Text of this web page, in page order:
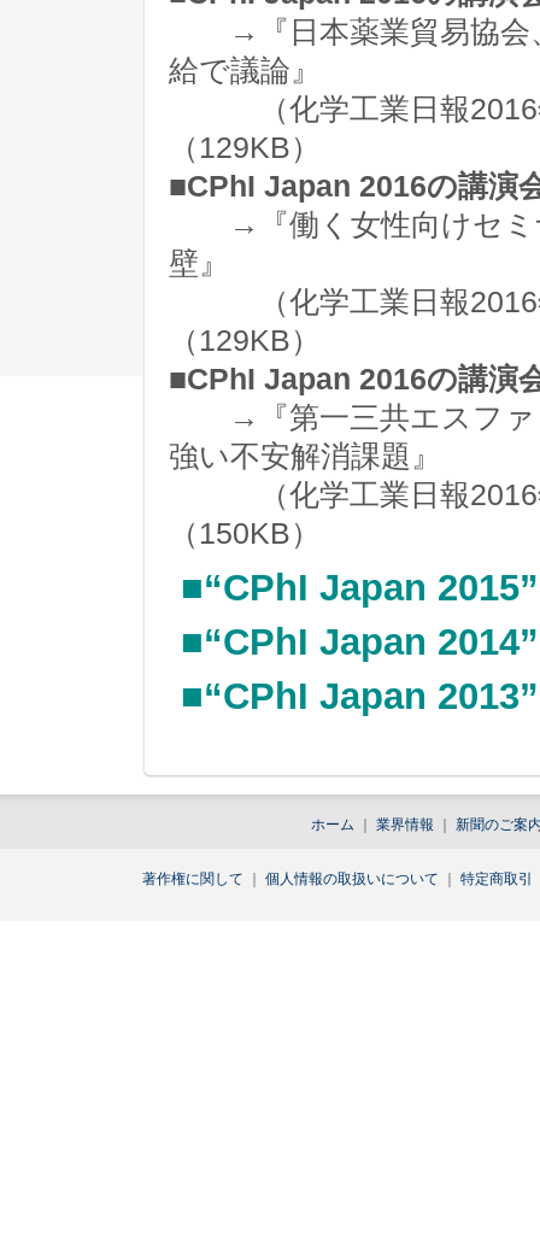
→『日本薬業貿易協会
給で議論』
（化学工業日報2016
（129KB）
■CPhI Japan 2016の講演
→『働く女性向けセミ
壁』
（化学工業日報2016
（129KB）
■CPhI Japan 2016の講演
→『第一三共エスファ
強い不安解消課題』
（化学工業日報2016
（150KB）
■“CPhI Japan
■“CPhI Japan
■“CPhI Japan
ホーム 業界情報 新聞のご案
著作権に関して 個人情報の取扱いについて 特定商取引